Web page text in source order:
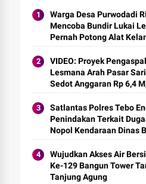
Warga Desa Purwodadi
Mencoba Bundir Lukai
Pernah Potong Alat
VIDEO: Proyek
Lesmana Arah Pasar
Sedot Anggaran Rp 6,4
Satlantas Polres Tebo
Penindakan Terkait
Nopol Kendaraan Dinas
Wujudkan Akses Air
Ke-129 Bangun Tower
Tanjung Agung